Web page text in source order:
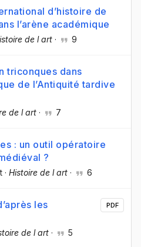
d’histoire de
l’arène académique
de l art · 9
triconques dans
de l’Antiquité tardive
de l art · 7
: un outil opératoire
?
· Histoire de l art · 6
les
de l art · 5
PDF